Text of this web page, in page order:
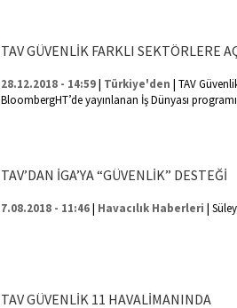
TAV GÜVENLİK FARKLI SEKTÖRLERE
28.12.2018 - 14:59| Türkiye'den | TAV
BloombergHT’de yayınlanan İş Dünyası
TAV’DAN İGA’YA “GÜVENLİK” DESTEĞİ
7.08.2018 - 11:46| Havacılık Haberleri |
TAV GÜVENLİK 11 HAVALİMANINDA